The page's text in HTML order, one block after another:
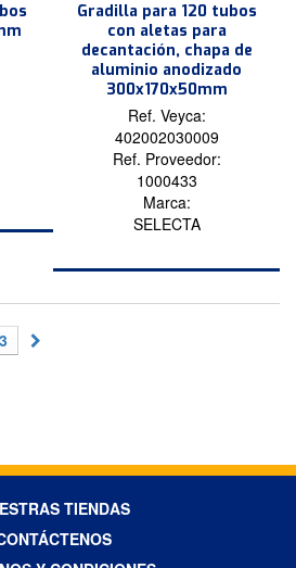
Gradilla para 120 tubos
con aletas para
decantación, chapa de
aluminio anodizado
300x170x50mm
Ref. Veyca:
402002030009
Ref. Proveedor:
1000433
Marca:
SELECTA
TIENDAS